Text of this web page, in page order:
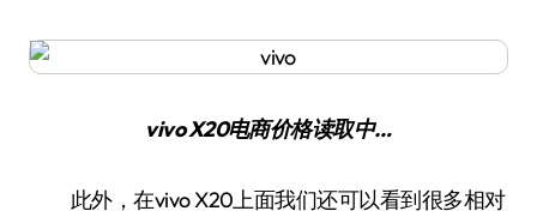
vivo X20电商价格读取中…
此外，在vivo X20上面我们还可以看到很多相对